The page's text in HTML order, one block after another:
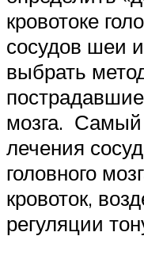
кровотоке
сосудов шеи
выбрать
мозга.
лечения
головного
кровоток,
регуляции